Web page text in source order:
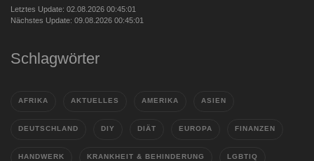
Letztes Update: 02.08.2026 00:45:01
Nächstes Update: 09.08.2026 00:45:01
Schlagwörter
AFRIKA AKTUELLES AMERIKA ASIEN
DEUTSCHLAND DIY DIÄT EUROPA FINANZEN
HANDWERK KRANKHEIT & BEHINDERUNG LGBTIQ